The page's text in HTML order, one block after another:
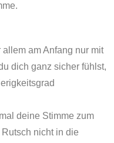
am Anfang nur mit
dich ganz sicher fühlst,
deine Stimme zum
Rutsch nicht in die